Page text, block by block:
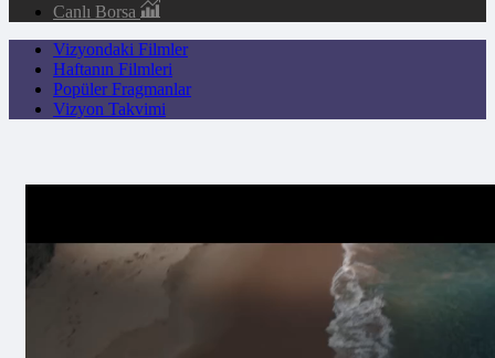
Canlı Borsa
Vizyondaki Filmler
Haftanın Filmleri
Popüler Fragmanlar
Vizyon Takvimi